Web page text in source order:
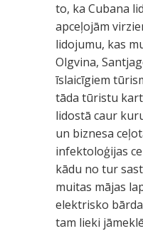
to, ka Cubana
apceļojām
lidojumu, kas
Olgvina,
īslaicīgiem
tāda tūristu
lidostā caur
un biznesa
infektoloģijas
kādu no tur
muitas mājas
elektrisko
tam lieki